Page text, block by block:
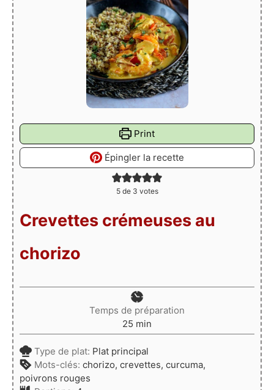
Print
Épingler la recette
5de 3 votes
Crevettes crémeuses au
chorizo
Temps de préparation
25 minutes
min
Type de plat: Plat principal
Mots-clés: chorizo, crevettes, curcuma,
poivrons rouges